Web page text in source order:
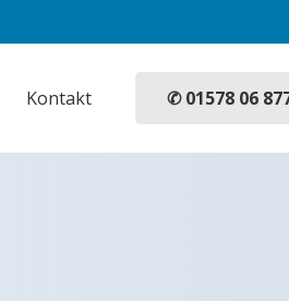
Kontakt ✆ 01578 06